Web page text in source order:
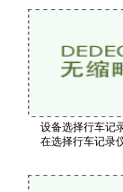
设备选择行车记
在选择行车记录